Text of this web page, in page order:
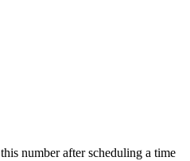
number after scheduling a time